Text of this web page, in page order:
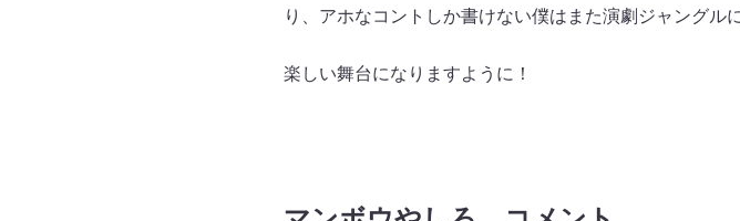
り、アホなコントしか書けない僕はまた演劇ジャングル
楽しい舞台になりますように！